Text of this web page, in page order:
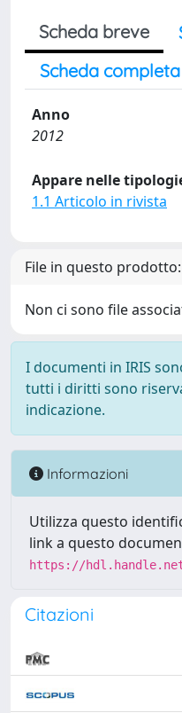
Scheda breve
Scheda
Anno
2012
Appare nelle
1.1 Articolo in rivista
File in questo prodotto:
Non ci sono file
I documenti in IRIS
tutti i diritti sono
indicazione.
Informazioni
Utilizza questo
link a questo
https://
Citazioni